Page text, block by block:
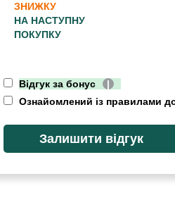
ЗНИЖКУ
НА НАСТУПНУ
ПОКУПКУ
Відгук за бонус
|
Ознайомлений із правилами